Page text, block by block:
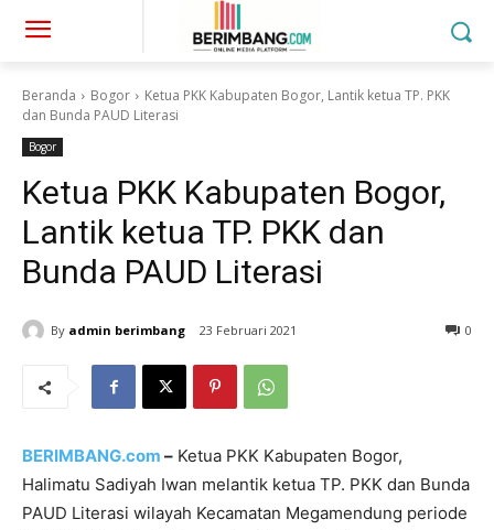
Beranda Bogor
Ketua PKK Kabupaten Bogor, Lantik ketua TP. PKK
dan Bunda PAUD Literasi
Bogor
Ketua PKK Kabupaten Bogor,
Lantik ketua TP. PKK dan
Bunda PAUD Literasi
By admin berimbang 23 Februari 2021 0
BERIMBANG.com – Ketua PKK Kabupaten Bogor,
Halimatu Sadiyah Iwan melantik ketua TP. PKK dan Bunda
PAUD Literasi wilayah Kecamatan Megamendung periode